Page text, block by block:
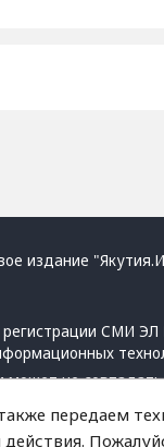
издание
регистрации СМИ
не
материалов
персональных
передаем